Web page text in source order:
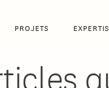
PROJETS